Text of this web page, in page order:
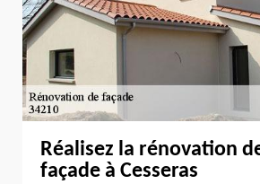
Réalisez la rénovation
façade à Cesseras